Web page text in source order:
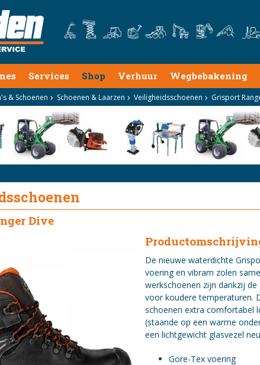
Services Shop Verhuur Wegbebakening
& Schoenen Schoenen & Laarzen Veiligheidsschoenen Grisport
Dive
De nieuwe waterdichte
voering en vibram zolen
werkschoenen zijn dankzij
voor koudere temperaturen.
schoenen extra comfortabel
(staande op een warme
een lichtgewicht glasvezel
Gore-Tex voering